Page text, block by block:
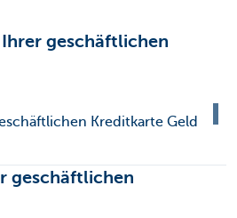
geschäftlichen
Kreditkarte Geld
geschäftlichen